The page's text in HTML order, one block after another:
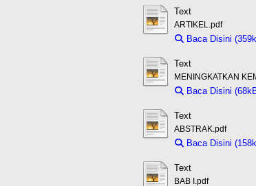
Text
ARTIKEL.pdf
Baca Disini
Text
MENINGKATKAN
Baca Disini
Text
ABSTRAK.pdf
Baca Disini
Text
BAB I.pdf